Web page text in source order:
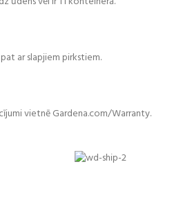
ar slapjiem pirkstiem.
vietnē Gardena.com/Warranty.